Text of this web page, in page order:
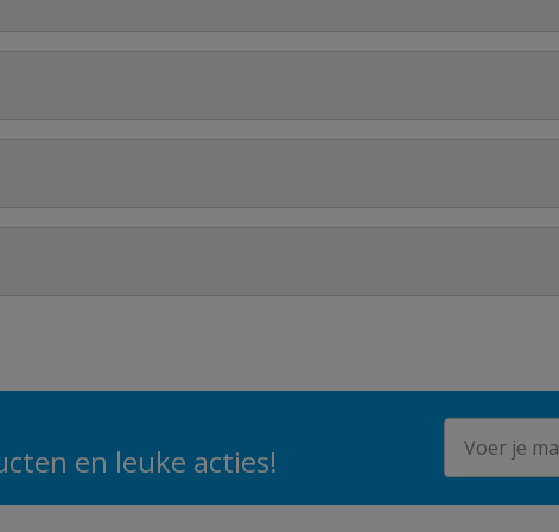
voldoende.
elkaar drinken zonder problemen.
voor intensief gebruik.
en leuke acties!
E-mailadres